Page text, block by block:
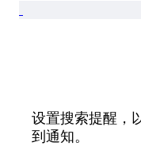
设置搜索提醒，
到通知。